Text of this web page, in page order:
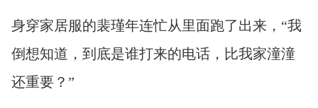
身穿家居服的裴瑾年连忙从里面跑了出来，“我
倒想知道，到底是谁打来的电话，比我家潼潼
还重要？”